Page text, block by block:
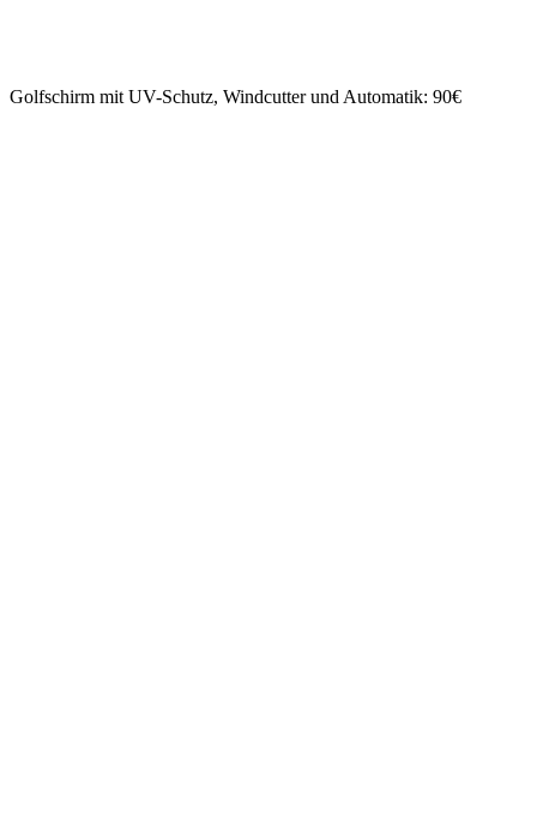
Golfschirm mit UV-Schutz, Windcutter und Automatik: 90€